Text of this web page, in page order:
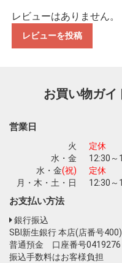
お買い物を続け
レビューはありません。
レビューを投稿
お買い物ガイ
営業日
火
定休
水・金
12:30～
水・金(祝)
定休
月・木・土・日
12:30～
お支払い方法
銀行振込
SBI新生銀行 本店(店番号
普通預金 口座番号
振込手数料はお客様負担